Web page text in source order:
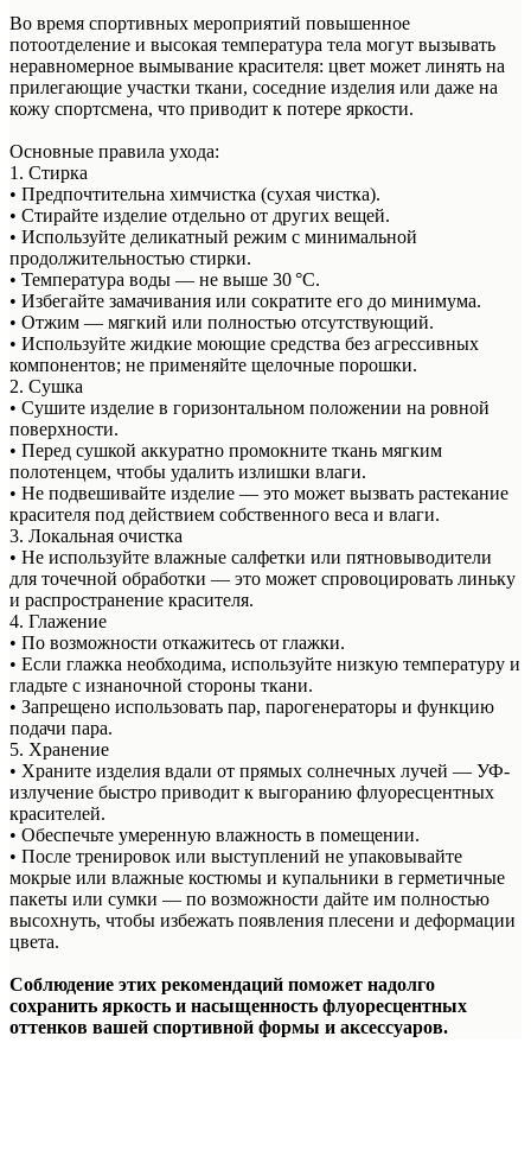
Во время спортивных мероприятий повышенное
потоотделение и высокая температура тела могут вызывать
неравномерное вымывание красителя: цвет может линять на
прилегающие участки ткани, соседние изделия или даже на
кожу спортсмена, что приводит к потере яркости.
Основные правила ухода:
1. Стирка
• Предпочтительна химчистка (сухая чистка).
• Стирайте изделие отдельно от других вещей.
• Используйте деликатный режим с минимальной
продолжительностью стирки.
• Температура воды — не выше 30 °C.
• Избегайте замачивания или сократите его до минимума.
• Отжим — мягкий или полностью отсутствующий.
• Используйте жидкие моющие средства без агрессивных
компонентов; не применяйте щелочные порошки.
2. Сушка
• Сушите изделие в горизонтальном положении на ровной
поверхности.
• Перед сушкой аккуратно промокните ткань мягким
полотенцем, чтобы удалить излишки влаги.
• Не подвешивайте изделие — это может вызвать растекание
красителя под действием собственного веса и влаги.
3. Локальная очистка
• Не используйте влажные салфетки или пятновыводители
для точечной обработки — это может спровоцировать линьку
и распространение красителя.
4. Глажение
• По возможности откажитесь от глажки.
• Если глажка необходима, используйте низкую температуру и
гладьте с изнаночной стороны ткани.
• Запрещено использовать пар, парогенераторы и функцию
подачи пара.
5. Хранение
• Храните изделия вдали от прямых солнечных лучей — УФ-
излучение быстро приводит к выгоранию флуоресцентных
красителей.
• Обеспечьте умеренную влажность в помещении.
• После тренировок или выступлений не упаковывайте
мокрые или влажные костюмы и купальники в герметичные
пакеты или сумки — по возможности дайте им полностью
высохнуть, чтобы избежать появления плесени и деформации
цвета.
Соблюдение этих рекомендаций поможет надолго
сохранить яркость и насыщенность флуоресцентных
оттенков вашей спортивной формы и аксессуаров.